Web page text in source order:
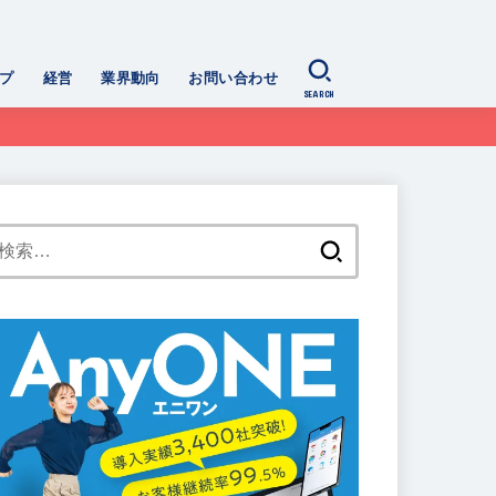
経営 業界動向 お問い合わせ
SEARCH